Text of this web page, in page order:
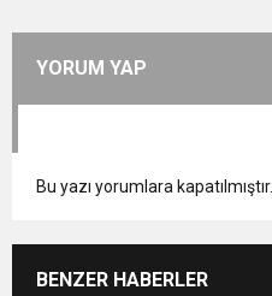
YORUM YAP
Bu yazı yorumlara kapatılmıştır.
BENZER HABERLER